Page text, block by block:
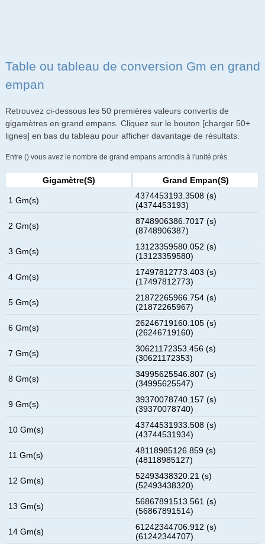
Table ou tableau de conversion Gm en grand
empan
Retrouvez ci-dessous les 50 premières valeurs convertis de
gigamètres en grand empans. Cliquez sur le bouton [charger 50+
lignes] en bas du tableau pour afficher davantage de résultats.
Entre () vous avez le nombre de grand empans arrondis à l'unité près.
Gigamètre(s) Grand Empan(s)
1 Gm(s)
4374453193.3508 (s)
(4374453193)
2 Gm(s)
8748906386.7017 (s)
(8748906387)
3 Gm(s)
13123359580.052 (s)
(13123359580)
4 Gm(s)
17497812773.403 (s)
(17497812773)
5 Gm(s)
21872265966.754 (s)
(21872265967)
6 Gm(s)
26246719160.105 (s)
(26246719160)
7 Gm(s)
30621172353.456 (s)
(30621172353)
8 Gm(s)
34995625546.807 (s)
(34995625547)
9 Gm(s)
39370078740.157 (s)
(39370078740)
10 Gm(s)
43744531933.508 (s)
(43744531934)
11 Gm(s)
48118985126.859 (s)
(48118985127)
12 Gm(s)
52493438320.21 (s)
(52493438320)
13 Gm(s)
56867891513.561 (s)
(56867891514)
14 Gm(s)
61242344706.912 (s)
(61242344707)